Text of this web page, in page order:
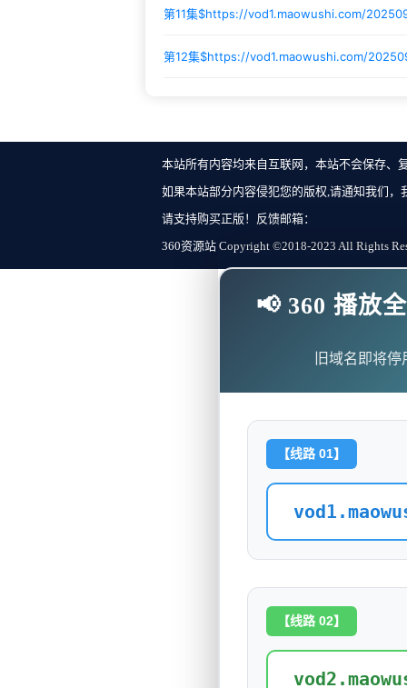
第11集$https://vod1.maowushi.com/
第12集$https://vod1.maowushi.com/
本站所有内容均来自互联网，本站不会保存、
如果本站部分内容侵犯您的版权,请通知我们
请支持购买正版！反馈邮箱：
360资源站 Copyright ©2018-2023 All Rights
📢 360 播放
旧域名即将
【线路 01】
【线路 02】